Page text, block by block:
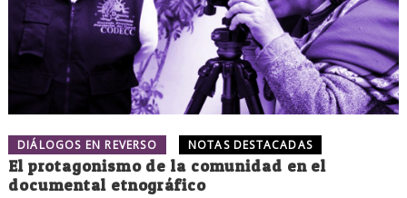
DIÁLOGOS EN REVERSO NOTAS DESTACADAS
El protagonismo de la comunidad en el
documental etnográfico